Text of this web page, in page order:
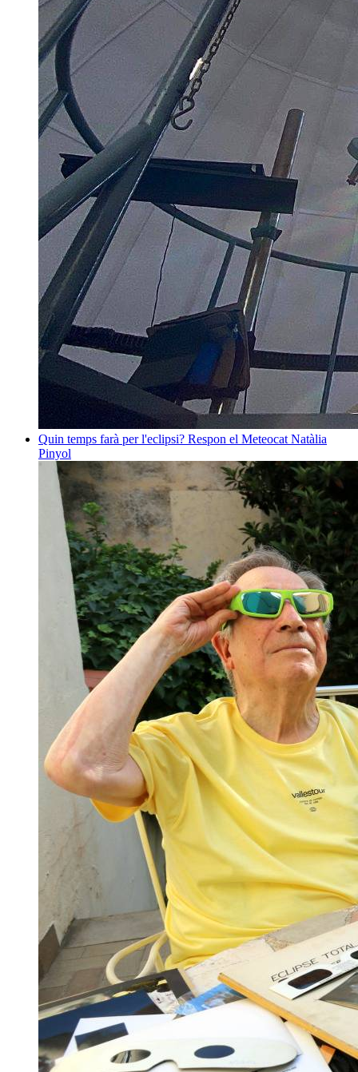
Quin temps farà per l'eclipsi? Respon el Meteocat Natàlia
Pinyol